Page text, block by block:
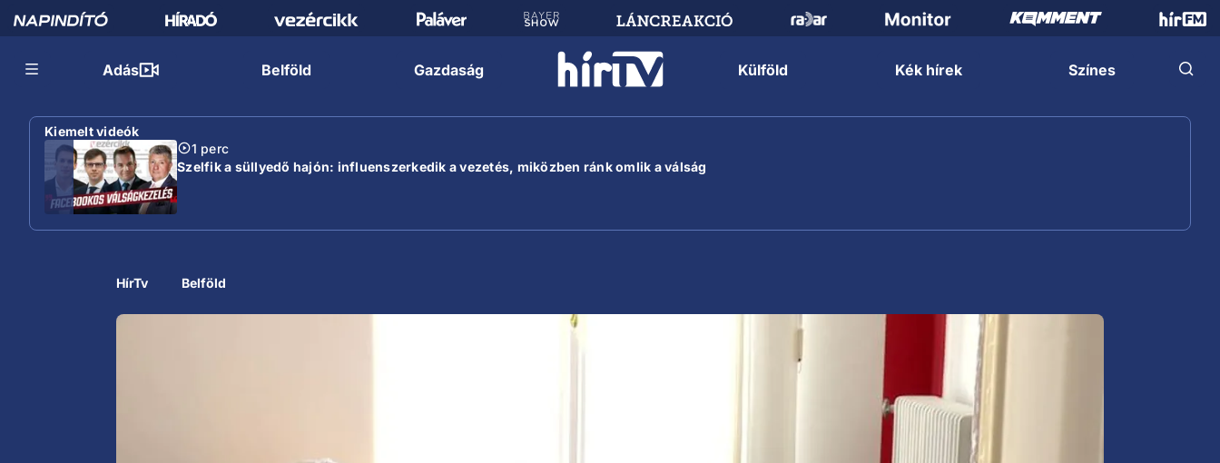
Adás Belföld Gazdaság Külföld Kék hírek Színes
Kiemelt videók
1 perc
Szelfik a süllyedő hajón: influenszerkedik a vezetés, miközben ránk omlik a válság
HírTv Belföld